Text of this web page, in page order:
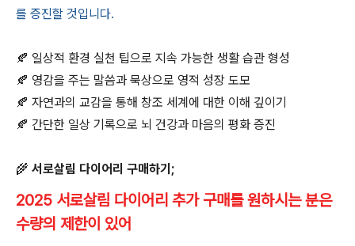
를 증진할 것입니다.
🍂 일상적 환경 실천 팁으로 지속 가능한 생활 습관 형성
🍂 영감을 주는 말씀과 묵상으로 영적 성장 도모
🍂 자연과의 교감을 통해 창조 세계에 대한 이해 깊이기
🍂 간단한 일상 기록으로 뇌 건강과 마음의 평화 증진
🌾 서로살림 다이어리 구매하기;
2025 서로살림 다이어리 추가 구매를 원하시는 분은
수량의 제한이 있어